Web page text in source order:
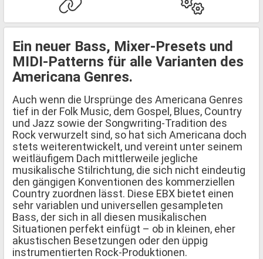
Ein neuer Bass, Mixer-Presets und
MIDI-Patterns für alle Varianten des
Americana Genres.
Auch wenn die Ursprünge des Americana Genres
tief in der Folk Music, dem Gospel, Blues, Country
und Jazz sowie der Songwriting-Tradition des
Rock verwurzelt sind, so hat sich Americana doch
stets weiterentwickelt, und vereint unter seinem
weitläufigem Dach mittlerweile jegliche
musikalische Stilrichtung, die sich nicht eindeutig
den gängigen Konventionen des kommerziellen
Country zuordnen lässt. Diese EBX bietet einen
sehr variablen und universellen gesampleten
Bass, der sich in all diesen musikalischen
Situationen perfekt einfügt – ob in kleinen, eher
akustischen Besetzungen oder den üppig
instrumentierten Rock-Produktionen.